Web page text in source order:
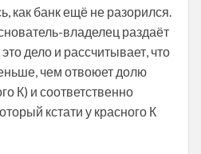
как банк ещё не разорился.
владелец раздаёт
дело и рассчитывает, что
чем отвоюет долю
К) и соответственно
кстати у красного К